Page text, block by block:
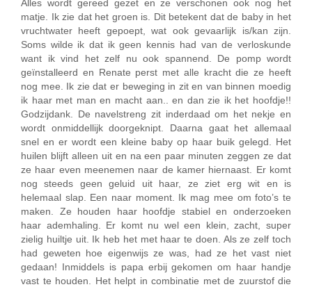
Alles wordt gereed gezet en ze verschonen ook nog het
matje. Ik zie dat het groen is. Dit betekent dat de baby in het
vruchtwater heeft gepoept, wat ook gevaarlijk is/kan zijn.
Soms wilde ik dat ik geen kennis had van de verloskunde
want ik vind het zelf nu ook spannend. De pomp wordt
geïnstalleerd en Renate perst met alle kracht die ze heeft
nog mee. Ik zie dat er beweging in zit en van binnen moedig
ik haar met man en macht aan.. en dan zie ik het hoofdje!!
Godzijdank. De navelstreng zit inderdaad om het nekje en
wordt onmiddellijk doorgeknipt. Daarna gaat het allemaal
snel en er wordt een kleine baby op haar buik gelegd. Het
huilen blijft alleen uit en na een paar minuten zeggen ze dat
ze haar even meenemen naar de kamer hiernaast. Er komt
nog steeds geen geluid uit haar, ze ziet erg wit en is
helemaal slap. Een naar moment. Ik mag mee om foto’s te
maken. Ze houden haar hoofdje stabiel en onderzoeken
haar ademhaling. Er komt nu wel een klein, zacht, super
zielig huiltje uit. Ik heb het met haar te doen. Als ze zelf toch
had geweten hoe eigenwijs ze was, had ze het vast niet
gedaan! Inmiddels is papa erbij gekomen om haar handje
vast te houden. Het helpt in combinatie met de zuurstof die